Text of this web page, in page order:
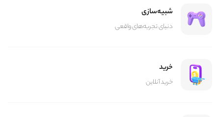
شبیه‌سازی
دنیای تجربه‌های واقعی
خرید
خرید آنلاین